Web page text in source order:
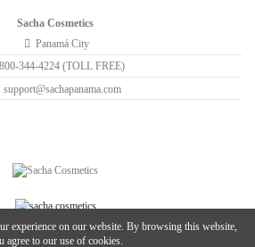
Sacha Cosmetics
Panamá City
800-344-4224 (TOLL FREE)
support@sachapanama.com
experience on our website. By browsing this website,
agree to our use of cookies.